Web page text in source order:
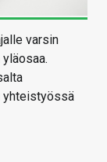
varsin
yhteistyössä